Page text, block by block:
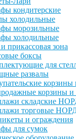
кондитерские
холодильные
морозильные
холодильные
прикассовая зона
боксы
для
развалы
корзины
корзины и
складские
торговые
и ограждения
для сумок